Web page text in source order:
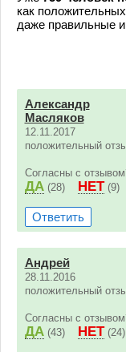
как
даже правильные
Александр
Масляков
12.11.2017
положительный
Согласны с
ДА (28) НЕТ (9)
Ответить
Андрей
28.11.2016
положительный
Согласны с
ДА (43) НЕТ (24)